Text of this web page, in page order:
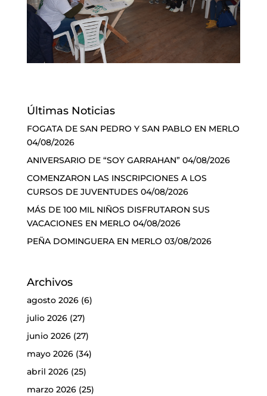
Últimas Noticias
FOGATA DE SAN PEDRO Y SAN PABLO EN MERLO
04/08/2026
ANIVERSARIO DE “SOY GARRAHAN” 04/08/2026
COMENZARON LAS INSCRIPCIONES A LOS
CURSOS DE JUVENTUDES 04/08/2026
MÁS DE 100 MIL NIÑOS DISFRUTARON SUS
VACACIONES EN MERLO 04/08/2026
PEÑA DOMINGUERA EN MERLO 03/08/2026
Archivos
agosto 2026(6)
julio 2026(27)
junio 2026(27)
mayo 2026(34)
abril 2026(25)
marzo 2026(25)